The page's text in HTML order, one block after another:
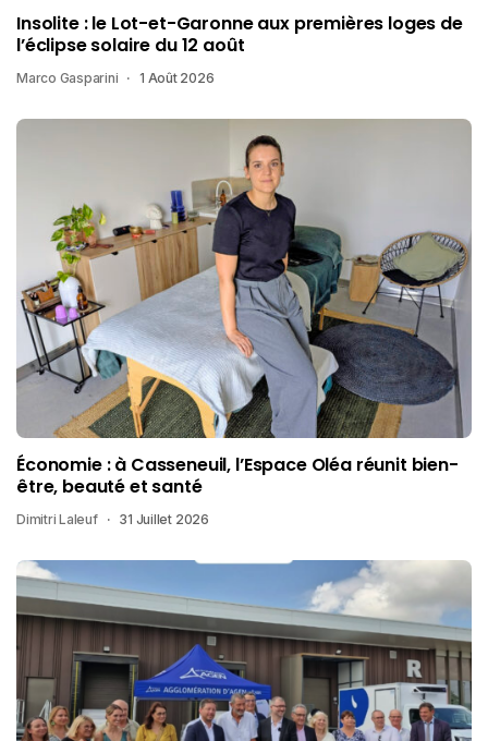
Insolite : le Lot-et-Garonne aux premières loges de
l’éclipse solaire du 12 août
Marco Gasparini 1 Août 2026
Économie : à Casseneuil, l’Espace Oléa réunit bien-
être, beauté et santé
Dimitri Laleuf 31 Juillet 2026